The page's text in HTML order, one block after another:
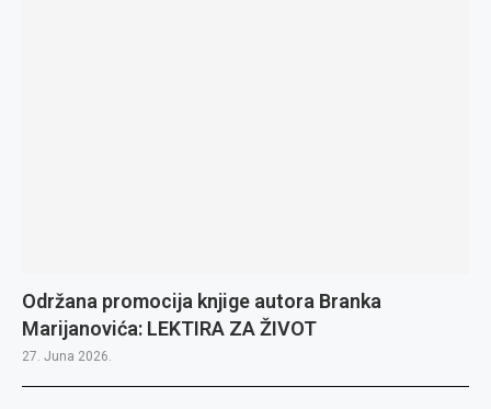
Održana promocija knjige autora Branka
Marijanovića: LEKTIRA ZA ŽIVOT
27. Juna 2026.